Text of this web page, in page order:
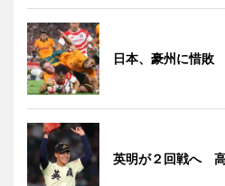
日本、豪州に惜敗
英明が２回戦へ